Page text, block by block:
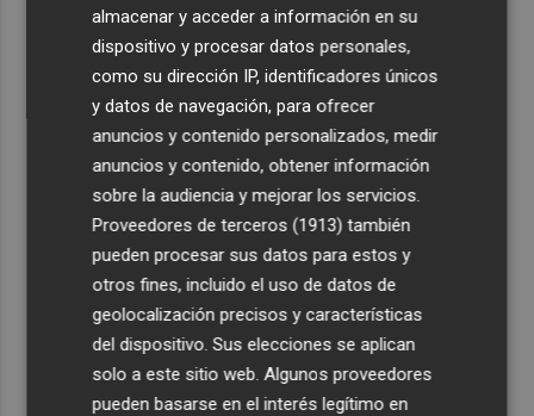
Estos son los estrenos que abren la cartelera en agosto:
de la comedia 'El último mono' a una nueva entrega de
'La Patrulla Canina'
Recibe toda la actualidad de
Plaza Podcast en tu correo
Quiero suscribirme
almacenar y acceder a información en su
dispositivo y procesar datos personales,
como su dirección IP, identificadores únicos
y datos de navegación, para ofrecer
anuncios y contenido personalizados, medir
anuncios y contenido, obtener información
sobre la audiencia y mejorar los servicios.
Proveedores de terceros (1913) también
pueden procesar sus datos para estos y
otros fines, incluido el uso de datos de
geolocalización precisos y características
del dispositivo. Sus elecciones se aplican
solo a este sitio web. Algunos proveedores
pueden basarse en el interés legítimo en